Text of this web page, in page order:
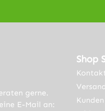
Sum
gerne.
E-Mail an:
Shop